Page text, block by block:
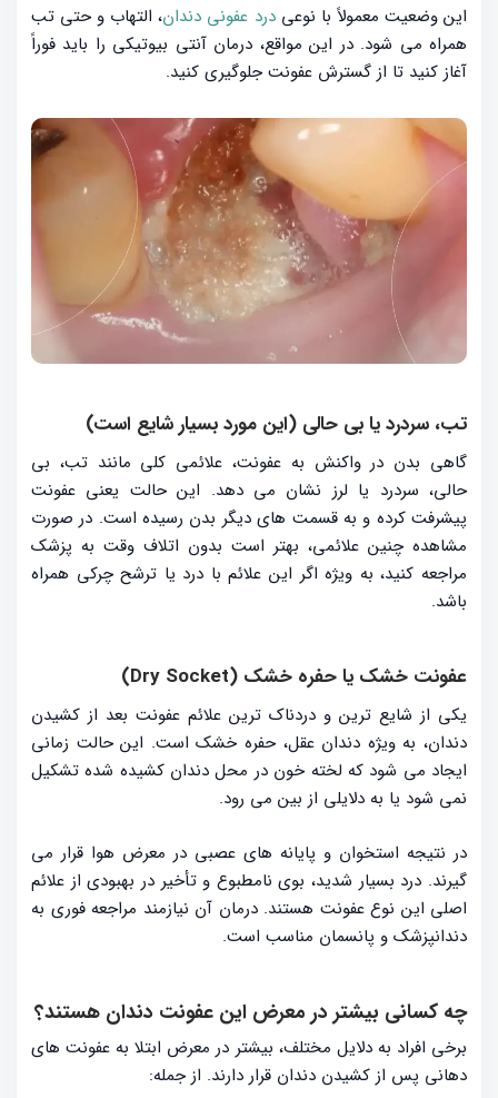
این وضعیت معمولاً با نوعیدرد عفونی دندان، التهاب و حتی تب
همراه می شود. در این مواقع، درمان آنتی بیوتیکی را باید فوراً
آغاز کنید تا از گسترش عفونت جلوگیری کنید.
تب، سردرد یا بی حالی (این مورد بسیار شایع است)
گاهی بدن در واکنش به عفونت، علائمی کلی مانند تب، بی
حالی، سردرد یا لرز نشان می دهد. این حالت یعنی عفونت
پیشرفت کرده و به قسمت های دیگر بدن رسیده است. در صورت
مشاهده چنین علائمی، بهتر است بدون اتلاف وقت به پزشک
مراجعه کنید، به ویژه اگر این علائم با درد یا ترشح چرکی همراه
باشد.
عفونت خشک یا حفره خشک (Dry Socket)
یکی از شایع ترین و دردناک ترین علائم عفونت بعد از کشیدن
دندان، به ویژه دندان عقل، حفره خشک است. این حالت زمانی
ایجاد می شود که لخته خون در محل دندان کشیده شده تشکیل
نمی شود یا به دلایلی از بین می رود.
در نتیجه استخوان و پایانه های عصبی در معرض هوا قرار می
گیرند. درد بسیار شدید، بوی نامطبوع و تأخیر در بهبودی از علائم
اصلی این نوع عفونت هستند. درمان آن نیازمند مراجعه فوری به
دندانپزشک و پانسمان مناسب است.
چه کسانی بیشتر در معرض این عفونت دندان هستند؟
برخی افراد به دلایل مختلف، بیشتر در معرض ابتلا به عفونت های
دهانی پس از کشیدن دندان قرار دارند. از جمله: